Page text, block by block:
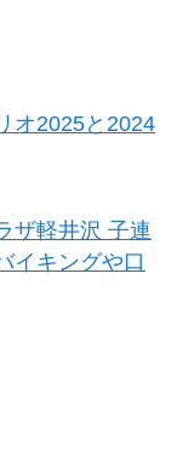
オ2025と2024
ザ軽井沢 子連
イキングや口